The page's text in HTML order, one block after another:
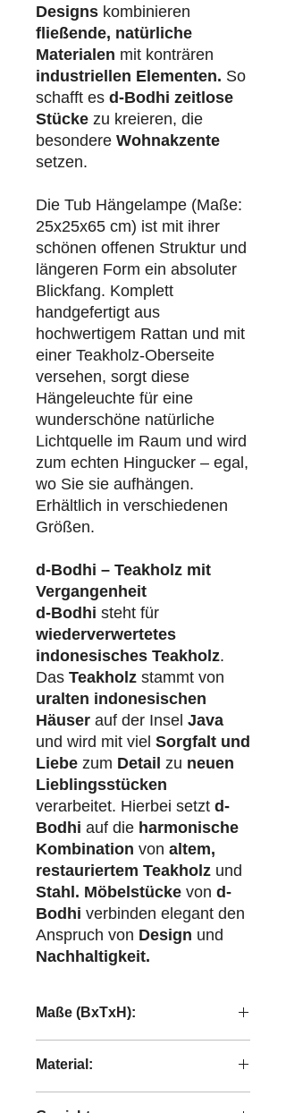
Designs kombinieren
fließende, natürliche
Materialen mit konträren
industriellen Elementen. So
schafft es d-Bodhi zeitlose
Stücke zu kreieren, die
besondere Wohnakzente
setzen.
Die Tub Hängelampe (Maße:
25x25x65 cm) ist mit ihrer
schönen offenen Struktur und
längeren Form ein absoluter
Blickfang. Komplett
handgefertigt aus
hochwertigem Rattan und mit
einer Teakholz-Oberseite
versehen, sorgt diese
Hängeleuchte für eine
wunderschöne natürliche
Lichtquelle im Raum und wird
zum echten Hingucker – egal,
wo Sie sie aufhängen.
Erhältlich in verschiedenen
Größen.
d-Bodhi – Teakholz mit
Vergangenheit
d-Bodhi steht für
wiederverwertetes
indonesisches Teakholz.
Das Teakholz stammt von
uralten indonesischen
Häuser auf der Insel Java
und wird mit viel Sorgfalt und
Liebe zum Detail zu neuen
Lieblingsstücken
verarbeitet. Hierbei setzt d-
Bodhi auf die harmonische
Kombination von altem,
restauriertem Teakholz und
Stahl. Möbelstücke von d-
Bodhi verbinden elegant den
Anspruch von Design und
Nachhaltigkeit.
Maße (BxTxH):
Material: